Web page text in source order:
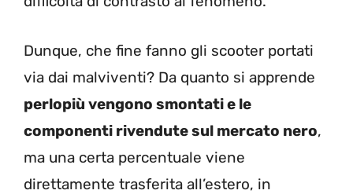
Dunque, che fine fanno gli scooter portati
via dai malviventi? Da quanto si apprende
perlopiù vengono smontati e le
componenti rivendute sul mercato nero,
ma una certa percentuale viene
direttamente trasferita all’estero, in